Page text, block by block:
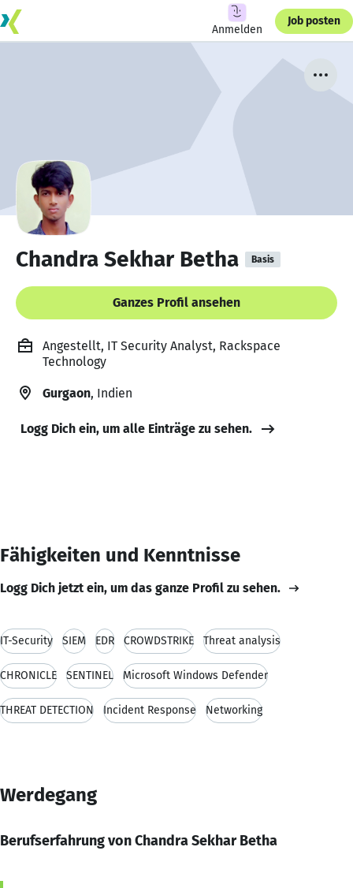
Anmelden
Job posten
Chandra Sekhar Betha Basis
Ganzes Profil ansehen
Angestellt, IT Security Analyst, Rackspace
Technology
Gurgaon, Indien
Logg Dich ein, um alle Einträge zu sehen.
Fähigkeiten und Kenntnisse
Logg Dich jetzt ein, um das ganze Profil zu sehen.
IT-Security SIEM EDR CROWDSTRIKE Threat analysis
CHRONICLE SENTINEL Microsoft Windows Defender
THREAT DETECTION Incident Response Networking
Werdegang
Berufserfahrung von Chandra Sekhar Betha